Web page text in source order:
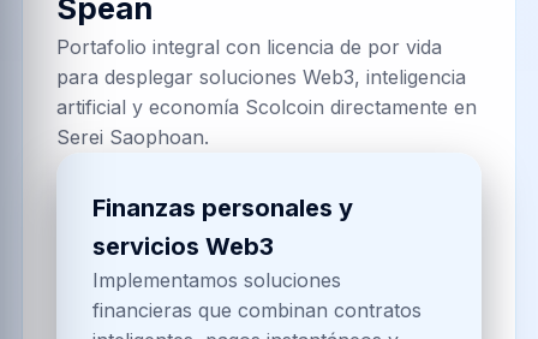
Spean
Portafolio integral con licencia de por vida
para desplegar soluciones Web3, inteligencia
artificial y economía Scolcoin directamente en
Serei Saophoan.
Finanzas personales y
servicios Web3
Implementamos soluciones
financieras que combinan contratos